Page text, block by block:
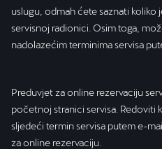
uslugu, odmah ćete saznati koliko
servisnoj radionici. Osim toga,
nadolazećim terminima servisa
Preduvjet za online rezervaciju
početnoj stranici servisa. Redoviti
sljedeći termin servisa putem e-
za online rezervaciju.